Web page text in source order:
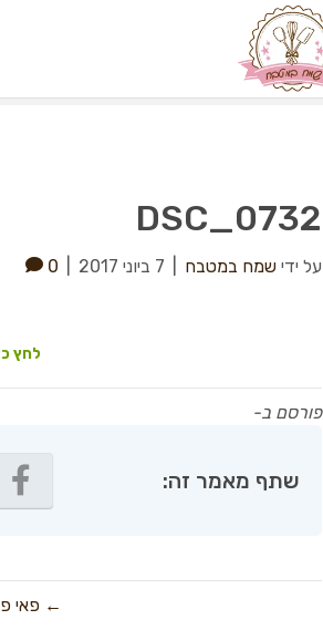
DSC_0732
על ידי שמח במטבח 7 ביוני 2017 0
לחץ
פורסם ב-
שתף מאמר זה:
← פאי